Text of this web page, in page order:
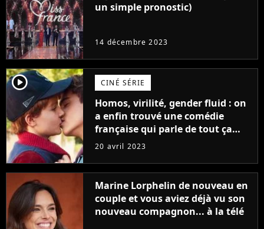
un simple pronostic)
14 décembre 2023
player2 CINÉ SÉRIE
Homos, virilité, gender fluid : on
a enfin trouvé une comédie
française qui parle de tout ça
sans être super ringarde
20 avril 2023
Marine Lorphelin de nouveau en
couple et vous aviez déjà vu son
nouveau compagnon... à la télé